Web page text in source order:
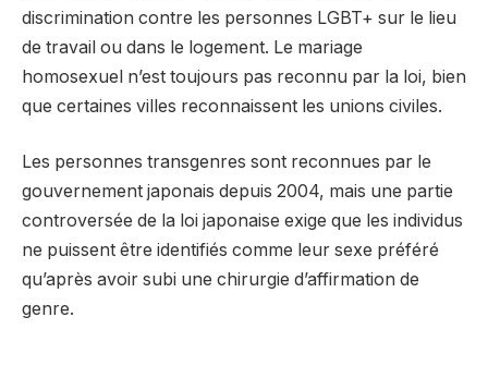
discrimination contre les personnes LGBT+ sur le lieu
de travail ou dans le logement. Le mariage
homosexuel n’est toujours pas reconnu par la loi, bien
que certaines villes reconnaissent les unions civiles.
Les personnes transgenres sont reconnues par le
gouvernement japonais depuis 2004, mais une partie
controversée de la loi japonaise exige que les individus
ne puissent être identifiés comme leur sexe préféré
qu’après avoir subi une chirurgie d’affirmation de
genre.